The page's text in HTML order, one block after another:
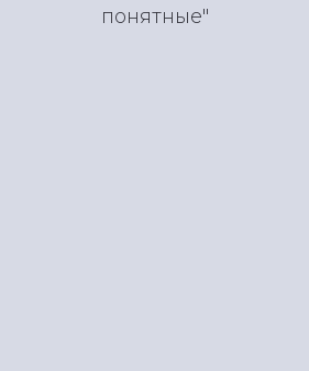
понятные"